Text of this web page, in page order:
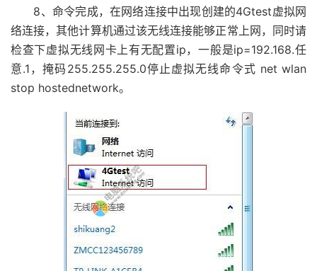
8、命令完成，在网络连接中出现创建的4Gtest虚拟网
络连接，其他计算机通过该无线连接能够正常上网，同时请
检查下虚拟无线网卡上有无配置ip，一般是ip=192.168.任
意.1，掩码255.255.255.0停止虚拟无线命令式 net wlan
stop hostednetwork。